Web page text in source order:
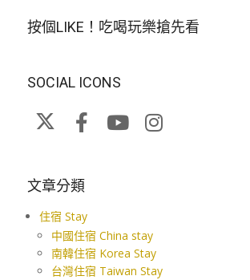
按個LIKE！吃喝玩樂搶先看
SOCIAL ICONS
文章分類
住宿 Stay
中國住宿 China stay
南韓住宿 Korea Stay
台灣住宿 Taiwan Stay